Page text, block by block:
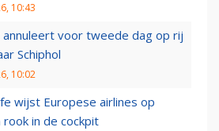
10:43
annuleert voor tweede dag op rij
Schiphol
10:02
wijst Europese airlines op
rook in de cockpit